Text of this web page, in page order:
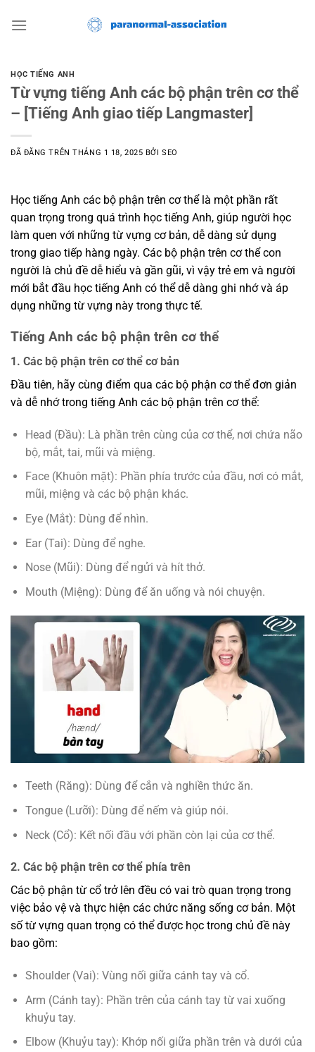
đến
HỌC TIẾNG ANH
Từ vựng tiếng Anh các bộ phận trên cơ thể
– [Tiếng Anh giao tiếp Langmaster]
ĐÃ ĐĂNG TRÊNTHÁNG 1 18, 2025 BỞISEO
Học tiếng Anh các bộ phận trên cơ thể là một phần rất
quan trọng trong quá trình học tiếng Anh, giúp người học
làm quen với những từ vựng cơ bản, dễ dàng sử dụng
trong giao tiếp hàng ngày. Các bộ phận trên cơ thể con
người là chủ đề dễ hiểu và gần gũi, vì vậy trẻ em và người
mới bắt đầu học tiếng Anh có thể dễ dàng ghi nhớ và áp
dụng những từ vựng này trong thực tế.
Tiếng Anh các bộ phận trên cơ thể
1. Các bộ phận trên cơ thể cơ bản
Đầu tiên, hãy cùng điểm qua các bộ phận cơ thể đơn giản
và dễ nhớ trong tiếng Anh các bộ phận trên cơ thể:
Head (Đầu): Là phần trên cùng của cơ thể, nơi chứa não
bộ, mắt, tai, mũi và miệng.
Face (Khuôn mặt): Phần phía trước của đầu, nơi có mắt,
mũi, miệng và các bộ phận khác.
Eye (Mắt): Dùng để nhìn.
Ear (Tai): Dùng để nghe.
Nose (Mũi): Dùng để ngửi và hít thở.
Mouth (Miệng): Dùng để ăn uống và nói chuyện.
Teeth (Răng): Dùng để cắn và nghiền thức ăn.
Tongue (Lưỡi): Dùng để nếm và giúp nói.
Neck (Cổ): Kết nối đầu với phần còn lại của cơ thể.
2. Các bộ phận trên cơ thể phía trên
Các bộ phận từ cổ trở lên đều có vai trò quan trọng trong
việc bảo vệ và thực hiện các chức năng sống cơ bản. Một
số từ vựng quan trọng có thể được học trong chủ đề này
bao gồm:
Shoulder (Vai): Vùng nối giữa cánh tay và cổ.
Arm (Cánh tay): Phần trên của cánh tay từ vai xuống
khuỷu tay.
Elbow (Khuỷu tay): Khớp nối giữa phần trên và dưới của